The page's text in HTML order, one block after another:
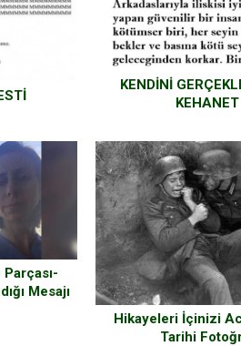
KENDİNİ
KEHANET
Mesajı
Hikayeleri İçinizi
Tarihi